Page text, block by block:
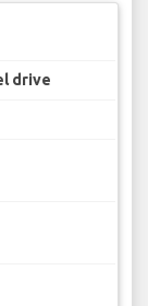
drive